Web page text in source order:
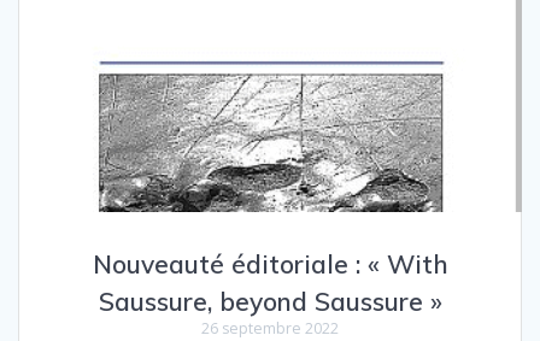
Nouveauté éditoriale : « With
Saussure, beyond Saussure »
26 septembre 2022